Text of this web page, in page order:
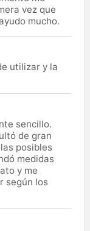
vez que
mucho.
utilizar y la
sencillo.
de gran
posibles
medidas
y me
según los